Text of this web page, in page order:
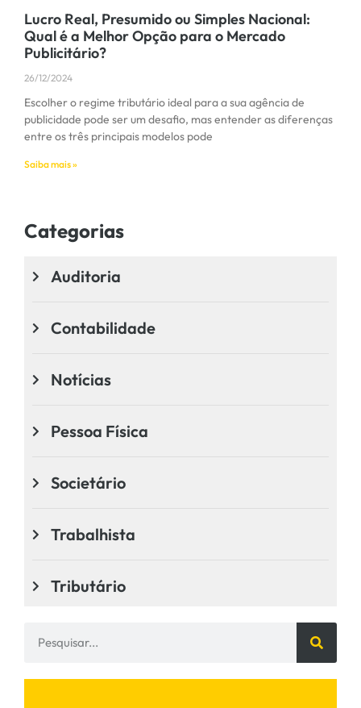
Lucro Real, Presumido ou Simples Nacional:
Qual é a Melhor Opção para o Mercado
Publicitário?
26/12/2024
Escolher o regime tributário ideal para a sua agência de
publicidade pode ser um desafio, mas entender as diferenças
entre os três principais modelos pode
Saiba mais »
Categorias
Auditoria
Contabilidade
Notícias
Pessoa Física
Societário
Trabalhista
Tributário